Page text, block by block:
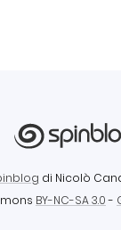
di Nicolò
BY-NC-SA 3.0-